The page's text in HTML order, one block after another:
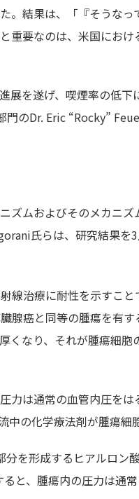
。結果は、「『そうなっ
重要なのは、米国にお
展を遂げ、喫煙率の低下
のDr. Eric “Rocky”
ムおよびそのメカニズ
氏らは、研究結果を
線治療に耐性を示すこと
腺癌と同等の腫瘍を有
くなり、それが腫瘍細胞
力は通常の血管内圧を
の化学療法剤が腫瘍細
を形成するヒアルロン
と、腫瘍内の圧力は通